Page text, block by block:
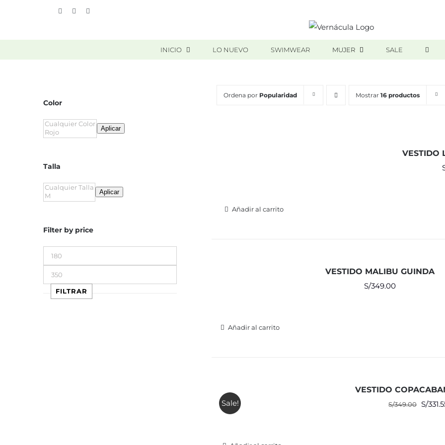
Vimeo Facebook
INICIO LO NUEVO SWIMWEAR MUJER SALE
Ordena por Popularidad Mostrar16 productos
VESTIDO
Añadir al carrito
VESTIDO MALIBU GUINDA
S/349.00
Añadir al carrito
Sale!
VESTIDO
S/349.00 El
S/
Color
Aplicar
Talla
Aplicar
Filter by price
Precio
mínimo
Precio
máximo
FILTRAR